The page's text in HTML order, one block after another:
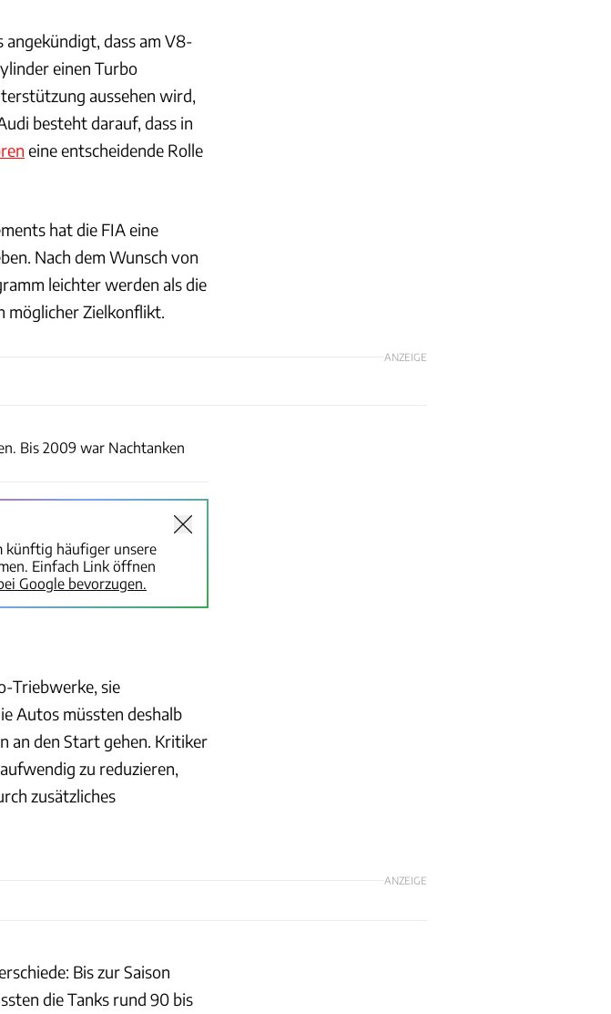
dass am V8-
einen Turbo
aussehen wird,
besteht darauf, dass in
eine entscheidende Rolle
hat die FIA eine
Nach dem Wunsch von
leichter werden als die
möglicher Zielkonflikt.
ANZEIGE
Bis 2009 war Nachtanken
künftig häufiger unsere
Einfach Link öffnen
Google bevorzugen.
Triebwerke, sie
Autos müssten deshalb
an den Start gehen. Kritiker
zu reduzieren,
zusätzliches
ANZEIGE
Bis zur Saison
die Tanks rund 90 bis